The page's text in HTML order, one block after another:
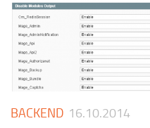
BACKEND 16.10.2014